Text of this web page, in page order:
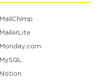
MailChimp
MailerLite
Monday.com
MySQL
Notion